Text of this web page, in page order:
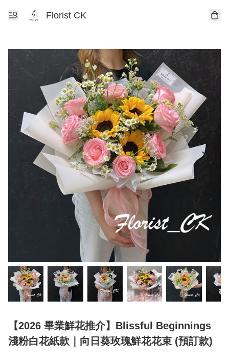
Florist CK
【2026 畢業鮮花推介】Blissful Beginnings
淺粉白花紙款｜向日葵玫瑰鮮花花束 (預訂款)